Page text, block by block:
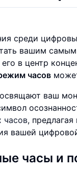
среди
вашим
в центр
часов
ваш
часов,
вашей
часы и